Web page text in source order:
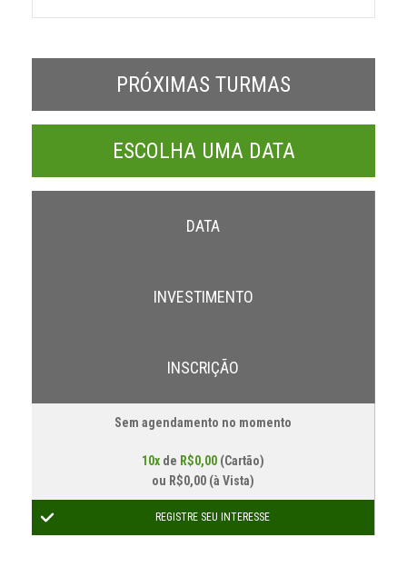
PRÓXIMAS TURMAS
ESCOLHA UMA DATA
DATA
INVESTIMENTO
INSCRIÇÃO
Sem agendamento no momento
10x de R$0,00 (Cartão)
ou R$0,00 (à Vista)
REGISTRE SEU INTERESSE